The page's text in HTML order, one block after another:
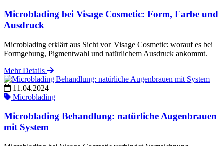
Microblading bei Visage Cosmetic: Form, Farbe und
Ausdruck
Microblading erklärt aus Sicht von Visage Cosmetic: worauf es bei
Formgebung, Pigmentwahl und natürlichem Ausdruck ankommt.
Mehr Details
11.04.2024
Microblading
Microblading Behandlung: natürliche Augenbrauen
mit System